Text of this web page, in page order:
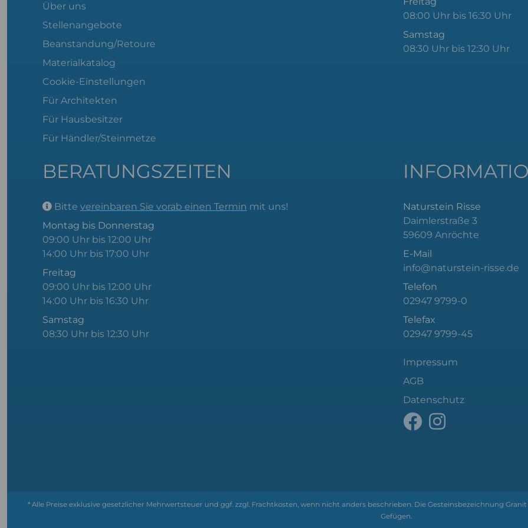
Über uns
Stellenangebote
Beanstandung/Retoure
Materialkatalog
Cookie-Einstellungen
Für Architekten
Für Hausbesitzer
Für Händler/Steinmetze
08:00 Uhr bis 16:30 Uhr
Samstag
08:30 Uhr bis 12:30 Uhr
BERATUNGSZEITEN
Bitte vereinbaren Sie vorab einen Termin mit uns!
Montag bis Donnerstag
09:00 Uhr bis 12:00 Uhr
14:00 Uhr bis 17:00 Uhr
Freitag
09:00 Uhr bis 12:00 Uhr
14:00 Uhr bis 16:30 Uhr
Samstag
08:30 Uhr bis 12:30 Uhr
Naturstein Risse
Daimlerstraße 3
59609 Anröchte
E-Mail
info@naturstein-risse.de
Telefon
02947 9799-0
Telefax
02947 9799-45
Impressum
AGB
Datenschutz
* Alle Preise exklusive gesetzlicher Mehrwertsteuer und ggf. zzgl. Frachtkosten, wenn nicht anders beschrieben. Die Gesteinsbezeichnung
Gefügen.